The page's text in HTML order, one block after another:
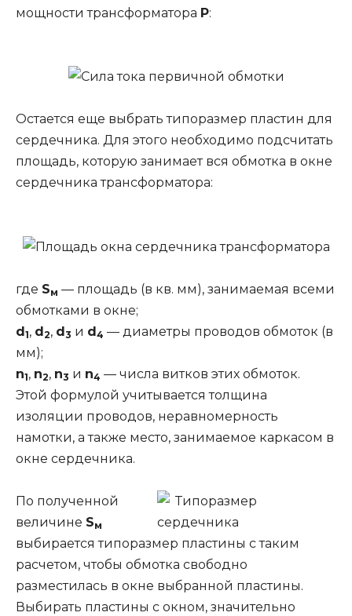
мощности трансформатора Р:
Остается еще выбрать типоразмер пластин для
сердечника. Для этого необходимо подсчитать
площадь, которую занимает вся обмотка в окне
сердечника трансформатора:
где Sм — площадь (в кв. мм), занимаемая всеми
обмотками в окне;
d1, d2, d3 и d4 — диаметры проводов обмоток (в
мм);
n1, n2, n3 и n4 — числа витков этих обмоток.
Этой формулой учитывается толщина
изоляции проводов, неравномерность
намотки, а также место, занимаемое каркасом в
окне сердечника.
По полученной
величине Sм
выбирается типоразмер пластины с таким
расчетом, чтобы обмотка свободно
разместилась в окне выбранной пластины.
Выбирать пластины с окном, значительно